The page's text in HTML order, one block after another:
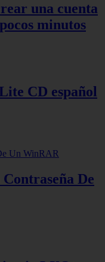
una cuenta
minutos
CD español
De